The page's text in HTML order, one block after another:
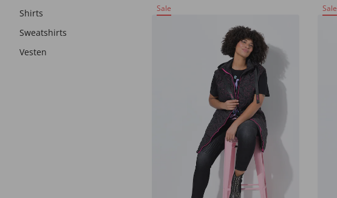
Shirts
Sweatshirts
Vesten
Sale Sale